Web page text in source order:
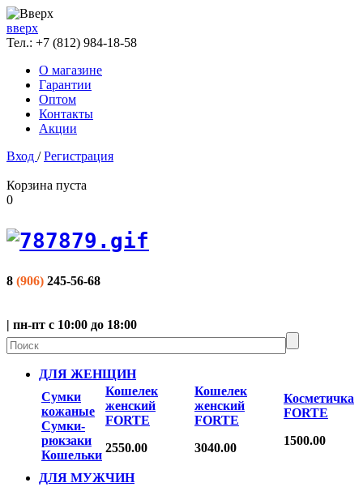
вверх
Тел.: +7 (812) 984-18-58
О магазине
Гарантии
Оптом
Контакты
Акции
Вход /Регистрация
Корзина пуста
0
8 (906) 245-56-68
| пн-пт с 10:00 до 18:00
ДЛЯ ЖЕНЩИН
Сумки
кожаные
Сумки-
рюкзаки
Кошельки
Кошелек
женский
FORTE
2550.00
Кошелек
женский
FORTE
3040.00
Косметичка
FORTE
1500.00
ДЛЯ МУЖЧИН